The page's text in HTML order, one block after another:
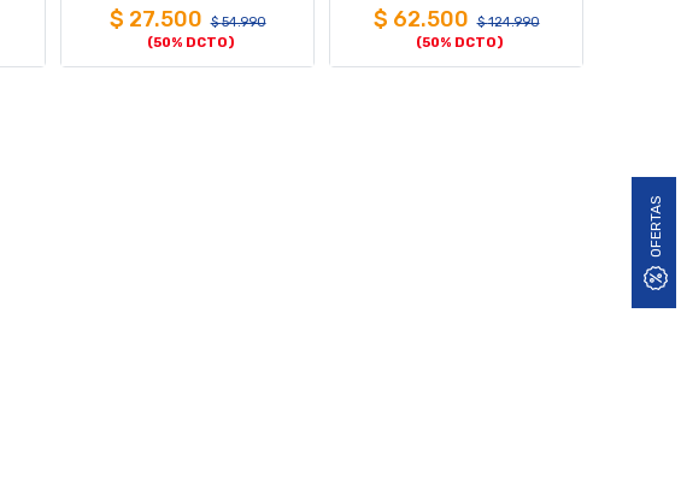
OFERTAS
$ 27.500 $54.990
(50% DCTO)
$ 62.500 $124.990
(50% DCTO)